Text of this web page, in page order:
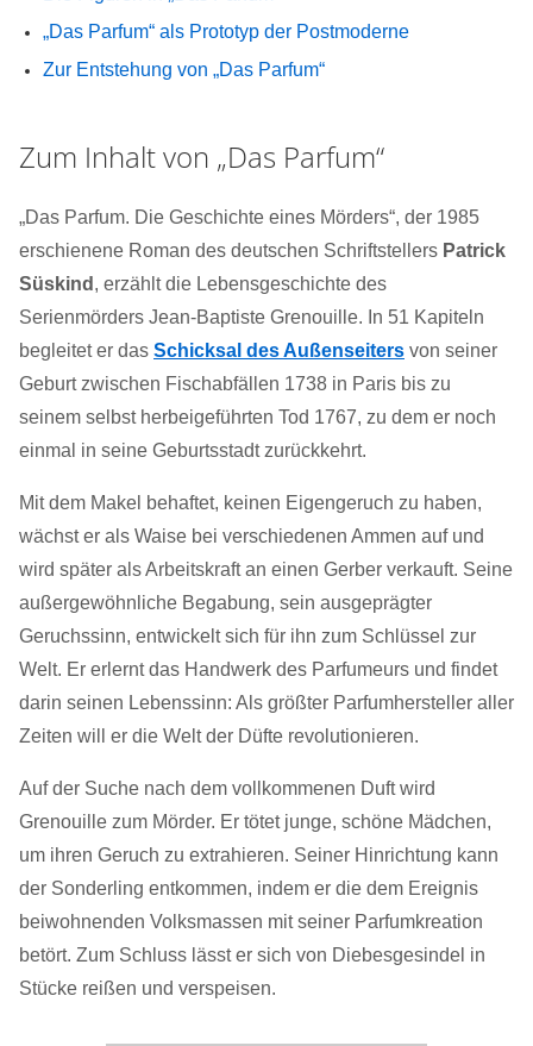
„Das Parfum“ als Prototyp der Postmoderne
Zur Entstehung von „Das Parfum“
Zum Inhalt von „Das Parfum“
„Das Parfum. Die Geschichte eines Mörders“, der 1985
erschienene Roman des deutschen Schriftstellers Patrick
Süskind , erzählt die Lebensgeschichte des
Serienmörders Jean-Baptiste Grenouille. In 51 Kapiteln
begleitet er das Schicksal des Außenseiters von seiner
Geburt zwischen Fischabfällen 1738 in Paris bis zu
seinem selbst herbeigeführten Tod 1767, zu dem er noch
einmal in seine Geburtsstadt zurückkehrt.
Mit dem Makel behaftet, keinen Eigengeruch zu haben,
wächst er als Waise bei verschiedenen Ammen auf und
wird später als Arbeitskraft an einen Gerber verkauft. Seine
außergewöhnliche Begabung, sein ausgeprägter
Geruchssinn, entwickelt sich für ihn zum Schlüssel zur
Welt. Er erlernt das Handwerk des Parfumeurs und findet
darin seinen Lebenssinn: Als größter Parfumhersteller aller
Zeiten will er die Welt der Düfte revolutionieren.
Auf der Suche nach dem vollkommenen Duft wird
Grenouille zum Mörder. Er tötet junge, schöne Mädchen,
um ihren Geruch zu extrahieren. Seiner Hinrichtung kann
der Sonderling entkommen, indem er die dem Ereignis
beiwohnenden Volksmassen mit seiner Parfumkreation
betört. Zum Schluss lässt er sich von Diebesgesindel in
Stücke reißen und verspeisen.